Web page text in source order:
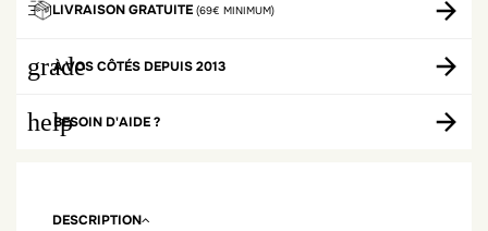
LIVRAISON GRATUITE (69€ MINIMUM)
grade
À VOS CÔTÉS DEPUIS 2013
helpBESOIN D'AIDE ?
DESCRIPTION